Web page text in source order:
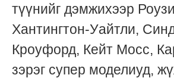
түүнийг дэмжихээр Роузи
Хантингтон-Уайтли,
Кроуфорд, Кейт Мосс,
зэрэг супер моделиуд,